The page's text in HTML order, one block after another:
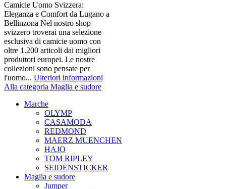
Camicie Uomo Svizzera:
Eleganza e Comfort da Lugano a
Bellinzona Nel nostro shop
svizzero troverai una selezione
esclusiva di camicie uomo con
oltre 1.200 articoli dai migliori
produttori europei. Le nostre
collezioni sono pensate per
l'uomo... Ulteriori informazioni
Alla categoria Maglia e sudore
Marche
OLYMP
CASAMODA
REDMOND
MAERZ MUENCHEN
HAJO
TOM RIPLEY
SEIDENSTICKER
Maglia e sudore
Jumper